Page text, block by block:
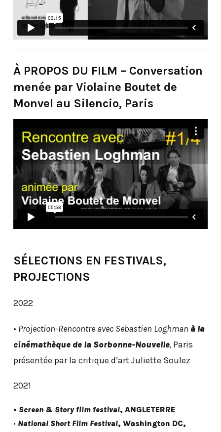
À PROPOS DU FILM – Conversation
menée par Violaine Boutet de
Monvel au Silencio, Paris
SÉLECTIONS EN FESTIVALS,
PROJECTIONS
2022
• Projection-Rencontre avec Sebastien Loghman à la
cinémathèque de la Sorbonne-Nouvelle,Paris
présentée par la critique d’art Juliette Soulez
2021
• Screen & Story film festival, ANGLETERRE
• National Short Film Festival, Washington DC,